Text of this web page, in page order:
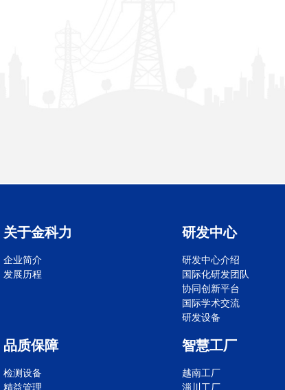
关于金科力
企业简介
发展历程
研发中心
研发中心介绍
国际化研发团队
协同创新平台
国际学术交流
研发设备
品质保障
检测设备
精益管理
智慧工厂
越南工厂
淄川工厂